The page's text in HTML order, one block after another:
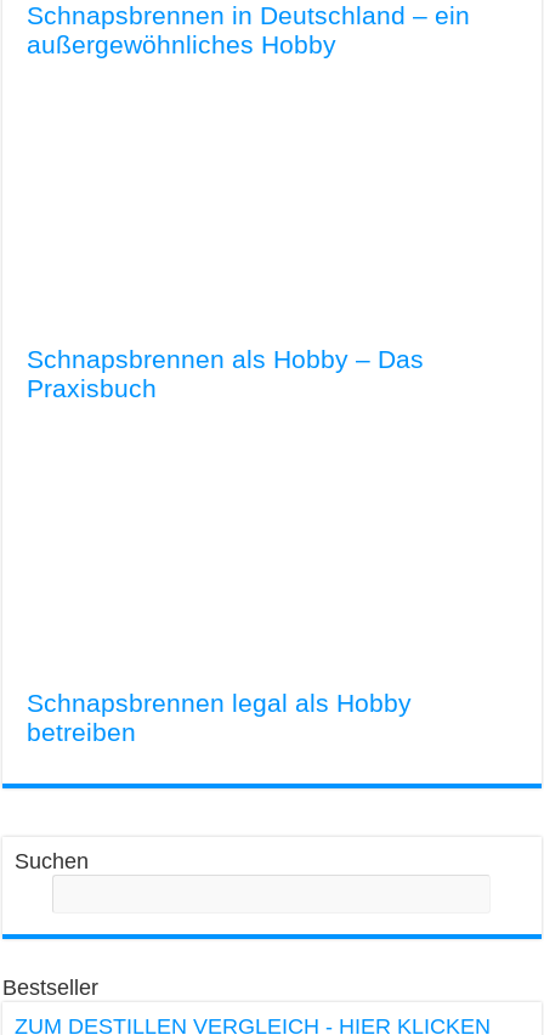
Schnapsbrennen in Deutschland – ein
außergewöhnliches Hobby
Schnapsbrennen als Hobby – Das
Praxisbuch
Schnapsbrennen legal als Hobby
betreiben
Suchen
Bestseller
ZUM DESTILLEN VERGLEICH - HIER KLICKEN